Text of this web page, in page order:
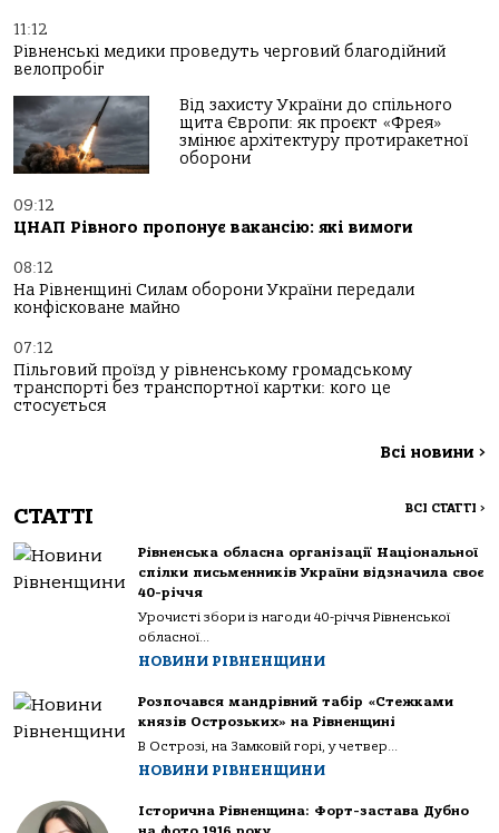
11:12
Рівненські медики проведуть черговий благодійний
велопробіг
Від захисту України до спільного
щита Європи: як проєкт «Фрея»
змінює архітектуру протиракетної
оборони
09:12
ЦНАП Рівного пропонує вакансію: які вимоги
08:12
На Рівненщині Силам оборони України передали
конфісковане майно
07:12
Пільговий проїзд у рівненському громадському
транспорті без транспортної картки: кого це
стосується
Всі новини >
СТАТТІ ВСІ СТАТТІ >
Рівненська обласна організації Національної
спілки письменників України відзначила своє
40-річчя
Урочисті збори із нагоди 40-річчя Рівненської
обласної...
НОВИНИ РІВНЕНЩИНИ
Розпочався мандрівний табір «Стежками
князів Острозьких» на Рівненщині
В Острозі, на Замковій горі, у четвер...
НОВИНИ РІВНЕНЩИНИ
Історична Рівненщина: Форт-застава Дубно